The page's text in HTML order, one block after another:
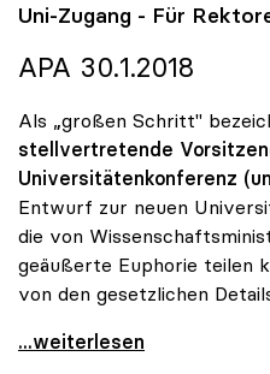
Uni-Zugang - Für
APA 30.1.2018
Als „großen Schritt"
stellvertretende
Universitätenkonferenz
Entwurf zur neuen
die von
geäußerte Euphorie teilen
von den gesetzlichen
Uni-Zugang - Für
...weiterlesen